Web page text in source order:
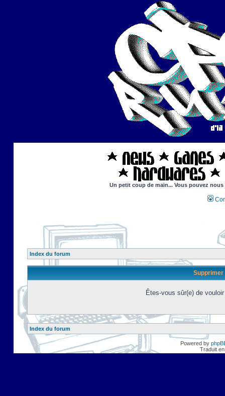
Un petit coup de main... Vous pouvez
Index du forum
Supprimer
Êtes-vous sûr(e) de
Index du forum
Powered by
Traduit